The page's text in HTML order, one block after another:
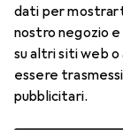
dati per
nostro negozio
su altri siti web
essere
pubblicitari.